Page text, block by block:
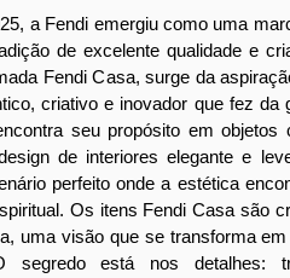
a Fendi emergiu como uma
de excelente qualidade e
Fendi Casa, surge da
criativo e inovador que fez da
seu propósito em objetos
de interiores elegante e
perfeito onde a estética
Os itens Fendi Casa são
uma visão que se transforma
segredo está nos detalhes: